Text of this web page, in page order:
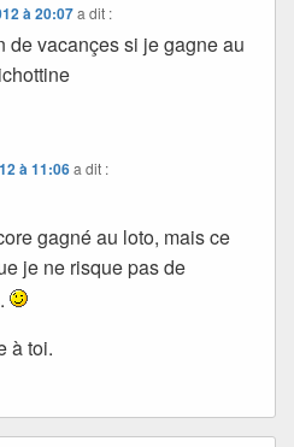
à 20:07 a dit :
de vacançes si je gagne au
à 11:06a dit :
gagné au loto, mais ce
je ne risque pas de
à toi.